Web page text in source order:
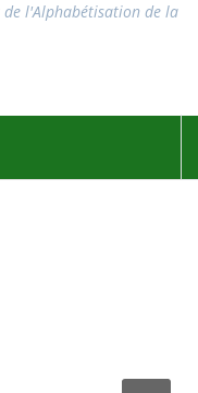
l'Alphabétisation de la